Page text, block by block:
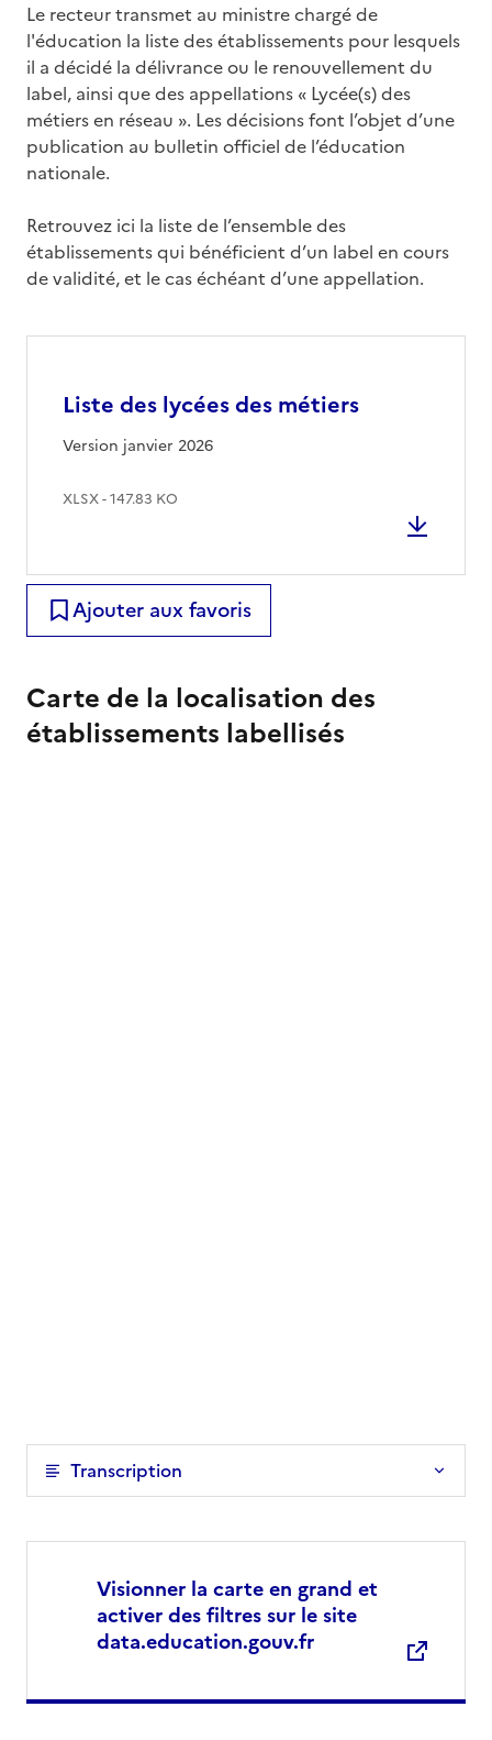
Le recteur transmet au ministre chargé de
l'éducation la liste des établissements pour lesquels
il a décidé la délivrance ou le renouvellement du
label, ainsi que des appellations « Lycée(s) des
métiers en réseau ». Les décisions font l’objet d’une
publication au bulletin officiel de l’éducation
nationale.
Retrouvez ici la liste de l’ensemble des
établissements qui bénéficient d’un label en cours
de validité, et le cas échéant d’une appellation.
Liste des lycées des métiers
Version janvier 2026
XLSX - 147.83 KO
Ajouter aux favoris
Carte de la localisation des
établissements labellisés
Transcription
Visionner la carte en grand et
activer des filtres sur le site
data.education.gouv.fr